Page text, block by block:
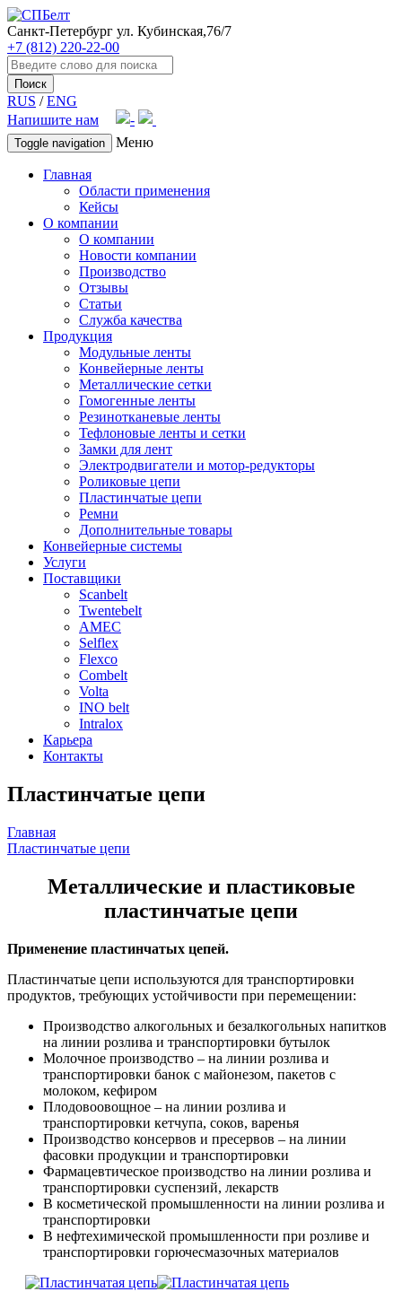
Санкт-Петербург ул. Кубинская,76/7
+7 (812) 220-22-00
Поиск
RUS /ENG
Напишите нам
Toggle navigation Меню
Главная
Области применения
Кейсы
О компании
О компании
Новости компании
Производство
Отзывы
Статьи
Служба качества
Продукция
Модульные ленты
Конвейерные ленты
Металлические сетки
Гомогенные ленты
Резинотканевые ленты
Тефлоновые ленты и сетки
Замки для лент
Электродвигатели и мотор-редукторы
Роликовые цепи
Пластинчатые цепи
Ремни
Дополнительные товары
Конвейерные системы
Услуги
Поставщики
Scanbelt
Twentebelt
АMEC
Selflex
Flexco
Combelt
Volta
INO belt
Intralox
Карьера
Контакты
Пластинчатые цепи
Главная
Пластинчатые цепи
Металлические и пластиковые
пластинчатые цепи
Применение пластинчатых цепей.
Пластинчатые цепи используются для транспортировки
продуктов, требующих устойчивости при перемещении:
Производство алкогольных и безалкогольных напитков
на линии розлива и транспортировки бутылок
Молочное производство – на линии розлива и
транспортировки банок с майонезом, пакетов с
молоком, кефиром
Плодовоовощное – на линии розлива и
транспортировки кетчупа, соков, варенья
Производство консервов и пресервов – на линии
фасовки продукции и транспортировки
Фармацевтическое производство на линии розлива и
транспортировки суспензий, лекарств
В косметической промышленности на линии розлива и
транспортировки
В нефтехимической промышленности при розливе и
транспортировки горючесмазочных материалов